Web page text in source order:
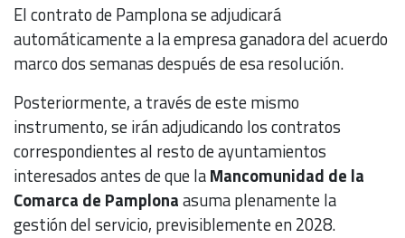
El contrato de Pamplona se adjudicará
automáticamente a la empresa ganadora del acuerdo
marco dos semanas después de esa resolución.
Posteriormente, a través de este mismo
instrumento, se irán adjudicando los contratos
correspondientes al resto de ayuntamientos
interesados antes de que laMancomunidad de la
Comarca de Pamplonaasuma plenamente la
gestión del servicio, previsiblemente en 2028.